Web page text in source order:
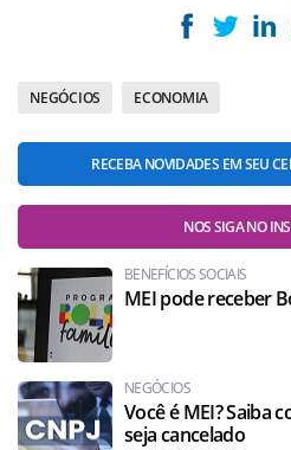
NEGÓCIOS ECONOMIA
RECEBA NOVIDADES EM SEU
NOS SIGA NO
BENEFÍCIOS SOCIAIS
MEI pode receber
NEGÓCIOS
Você é MEI? Saiba
seja cancelado